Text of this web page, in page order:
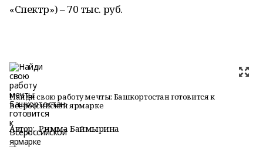
«Спектр») – 70 тыс. руб.
Найди свою работу мечты: Башкортостан готовится к
Всероссийской ярмарке
Автор: Римма Баймырҙина